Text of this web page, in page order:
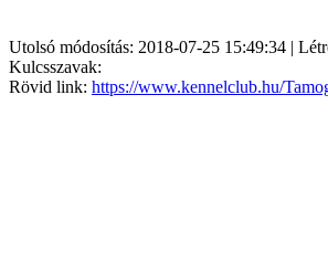
Utolsó módosítás: 2018-07-25 15:49:34 |
Kulcsszavak:
Rövid link: https://www.kennelclub.hu/